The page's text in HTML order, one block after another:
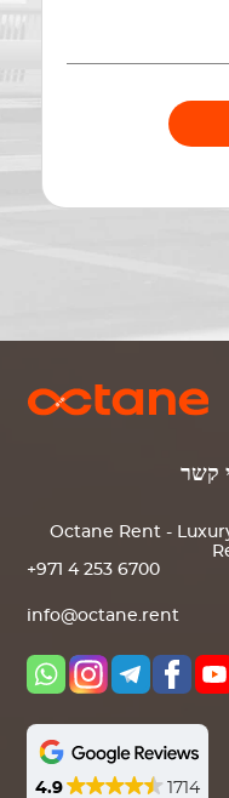
קשר
Octane Rent -
+971 4 253 6700
info@octane.rent
4.9 1714